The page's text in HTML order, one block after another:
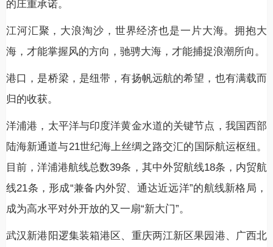
的庄重承诺。
江河汇聚，大浪淘沙，世界经济也是一片大海。拥抱大
海，才能掌握风的方向，驰骋大海，才能捕捉浪潮所向。
港口，是桥梁，是纽带，有扬帆远航的希望，也有满载而
归的收获。
洋浦港，太平洋与印度洋黄金水道的关键节点，我国西部
陆海新通道与21世纪海上丝绸之路交汇的国际航运枢纽。
目前，洋浦港航线总数39条，其中外贸航线18条，内贸航
线21条，形成“兼备内外贸、通达近远洋”的航线新格局，
成为高水平对外开放的又一扇“新大门”。
武汉新港阳逻集装箱港区、重庆两江新区果园港、广西北